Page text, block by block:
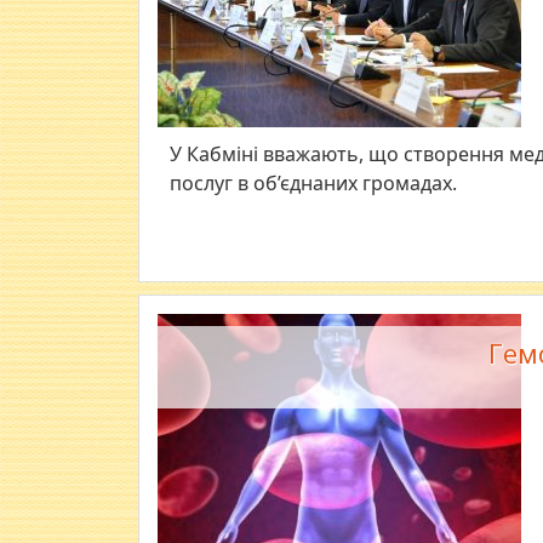
У Кабміні вважають, що створення
послуг в об’єднаних громадах.